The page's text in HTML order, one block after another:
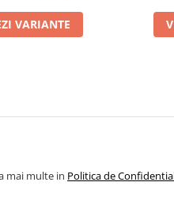
VARIANTE
mai multe in Politica de